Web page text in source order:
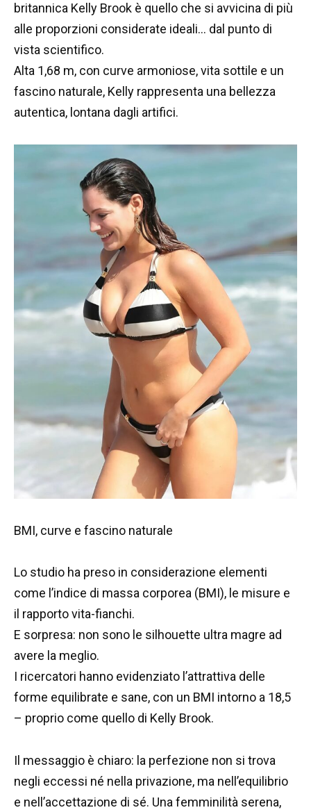
britannica Kelly Brook è quello che si avvicina di più
alle proporzioni considerate ideali… dal punto di
vista scientifico.
Alta 1,68 m, con curve armoniose, vita sottile e un
fascino naturale, Kelly rappresenta una bellezza
autentica, lontana dagli artifici.
BMI, curve e fascino naturale
Lo studio ha preso in considerazione elementi
come l’indice di massa corporea (BMI), le misure e
il rapporto vita-fianchi.
E sorpresa: non sono le silhouette ultra magre ad
avere la meglio.
I ricercatori hanno evidenziato l’attrattiva delle
forme equilibrate e sane, con un BMI intorno a 18,5
– proprio come quello di Kelly Brook.
Il messaggio è chiaro: la perfezione non si trova
negli eccessi né nella privazione, ma nell’equilibrio
e nell’accettazione di sé. Una femminilità serena,